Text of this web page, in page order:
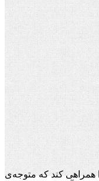
همراهی کند که متوجه‌ی